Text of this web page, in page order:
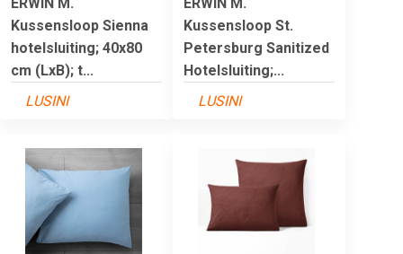
Kussensloop Sienna
hotelsluiting; 40x80
cm (LxB); t...
LUSINI
Kussensloop St.
Petersburg Sanitized
Hotelsluiting;...
LUSINI